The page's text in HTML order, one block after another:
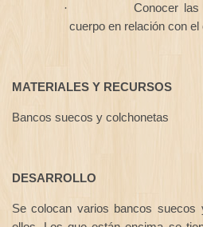
·
Conocer
cuerpo en relación con el
MATERIALES Y RECURSOS
Bancos suecos y colchonetas
DESARROLLO
Se colocan varios bancos